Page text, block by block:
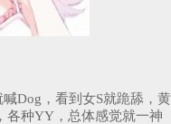
Dog，看到女S就跪舔，黄
各种YY，总体感觉就一神